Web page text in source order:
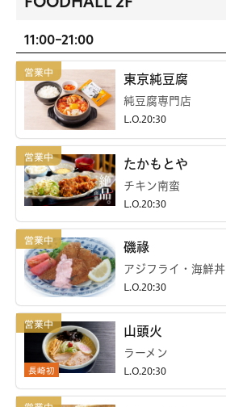
11:00-21:00
東京純豆腐
純豆腐専門店
L.O.20:30
たかもとや
チキン南蛮
L.O.20:30
磯祿
アジフライ・海鮮丼
L.O.20:30
長崎初
山頭火
ラーメン
L.O.20:30